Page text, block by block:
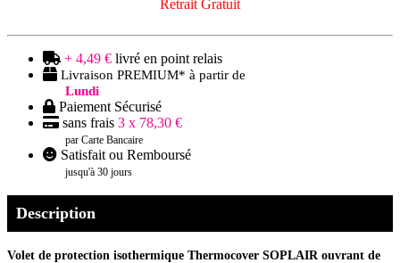
Retrait Gratuit
+ 4,49 € livré en point relais
Livraison PREMIUM* à partir de
Lundi
Paiement Sécurisé
sans frais 3 x 78,30 €
par Carte Bancaire
Satisfait ou Remboursé
jusqu'à 30 jours
Description
Volet de protection isothermique Thermocover SOPLAIR ouvrant de